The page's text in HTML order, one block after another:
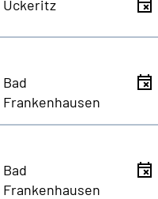
Ückeritz
Bad
Frankenhausen
Bad
Frankenhausen